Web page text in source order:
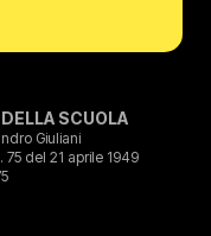
SCUOLA
Giuliani
del 21 aprile 1949